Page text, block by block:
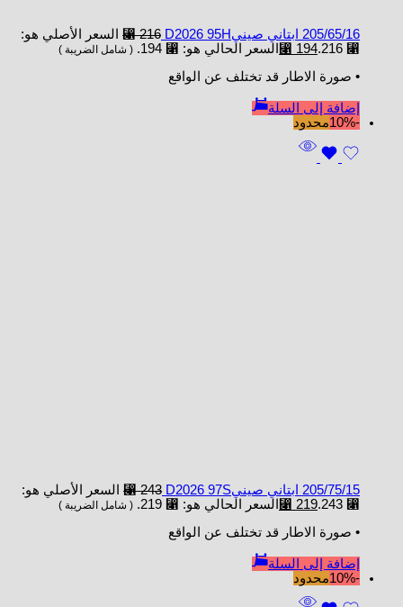
205/65/16 ابتاني صينيD2026 95H ⃁216
السعر الأصلي هو:
⃁ 216.
⃁ 194 السعر الحالي هو: ⃁ 194. ( شامل الضريبة )
• صورة الاطار قد تختلف عن الواقع
إضافة إلى السلة
-10%
محدود
205/75/15 ابتاني صينيD2026 97S ⃁243
السعر الأصلي هو:
⃁ 243.
⃁ 219 السعر الحالي هو: ⃁ 219. ( شامل الضريبة )
• صورة الاطار قد تختلف عن الواقع
إضافة إلى السلة
-10%
محدود